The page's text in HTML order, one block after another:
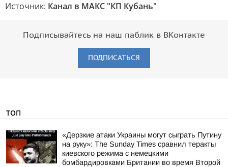
Источник: Канал в МАКС "КП Кубань"
Подписывайтесь на наш паблик в ВКонтакте
ПОДПИСАТЬСЯ
ТОП
«Дерзкие атаки Украины могут сыграть Путину
на руку»: The Sunday Times сравнил теракты
киевского режима с немецкими
бомбардировками Британии во время Второй